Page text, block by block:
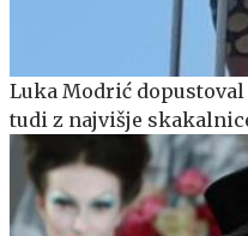
Luka Modrić dopustoval
tudi z najvišje